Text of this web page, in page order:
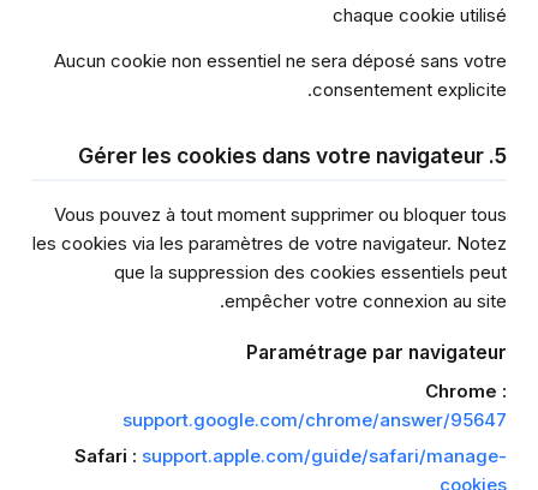
chaque cookie utilisé
Aucun cookie non essentiel ne sera déposé sans votre
consentement explicite.
5. Gérer les cookies dans votre navigateur
Vous pouvez à tout moment supprimer ou bloquer tous
les cookies via les paramètres de votre navigateur. Notez
que la suppression des cookies essentiels peut
empêcher votre connexion au site.
Paramétrage par navigateur
Chrome :
support.google.com/chrome/answer/95647
Safari : support.apple.com/guide/safari/manage-
cookies